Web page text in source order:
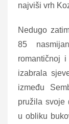
najviši vrh
Nedugo
85
romantičnoj
izabrala
između
pružila svoje
u obliku